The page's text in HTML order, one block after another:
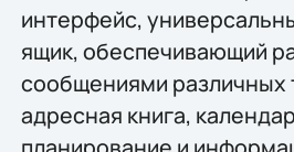
интерфейс,
ящик, обеспечивающий
сообщениями различных
адресная книга,